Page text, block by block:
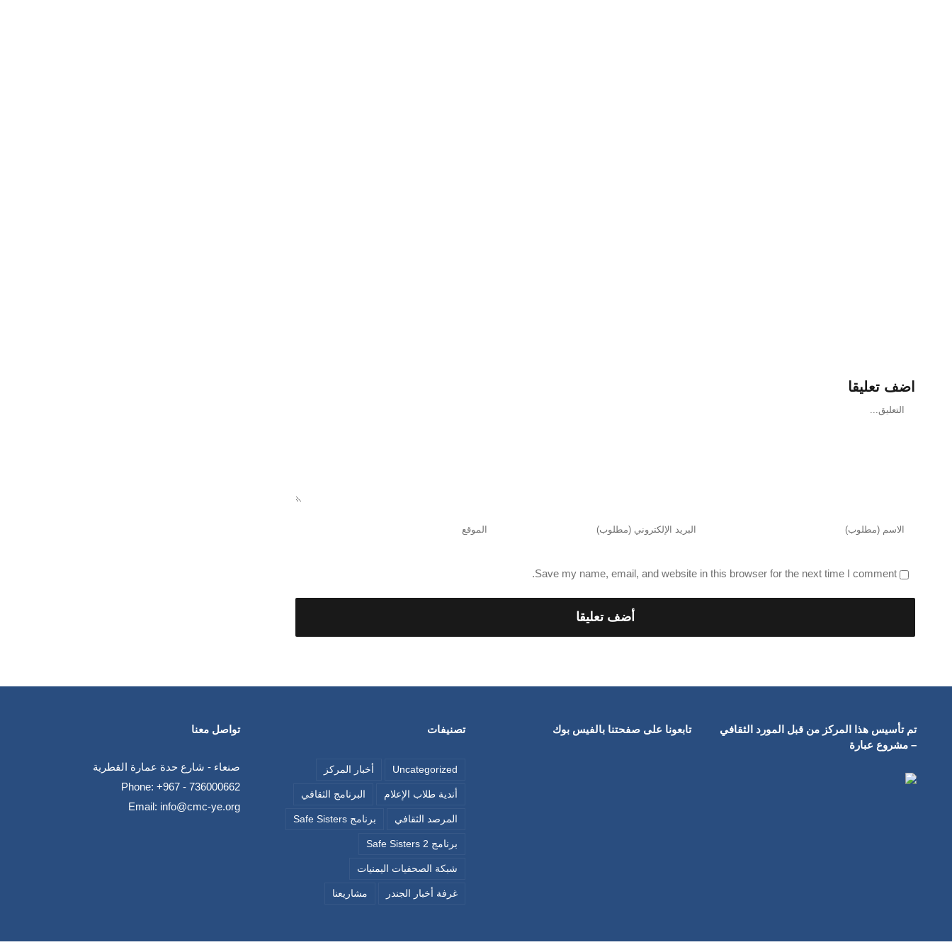
اضف تعليقا
تعليق
Save my name, email, and website in this browser for the next time I comment.
تم تأسيس هذا المركز من قبل المورد الثقافي
– مشروع عبارة
تابعونا على صفحتنا بالفيس بوك تصنيفات
Uncategorized أخبار المركز
أندية طلاب الإعلام البرنامج الثقافي
المرصد الثقافي برنامج Safe Sisters
برنامج Safe Sisters 2
شبكة الصحفيات اليمنيات
غرفة أخبار الجندر مشاريعنا
تواصل معنا
صنعاء - شارع حدة عمارة القطرية
Phone: +967 - 736000662
Email: info@cmc-ye.org